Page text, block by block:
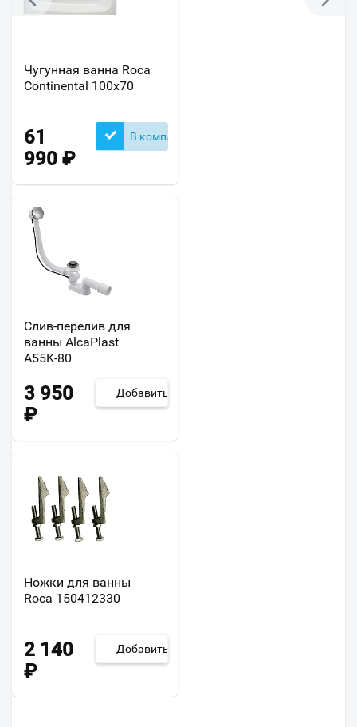
Чугунная ванна Roca
Continental 100x70
61
990 ₽
В комплекте
Слив-перелив для
ванны AlcaPlast
A55K-80
3 950
₽
Добавить
Ножки для ванны
Roca 150412330
2 140
₽
Добавить